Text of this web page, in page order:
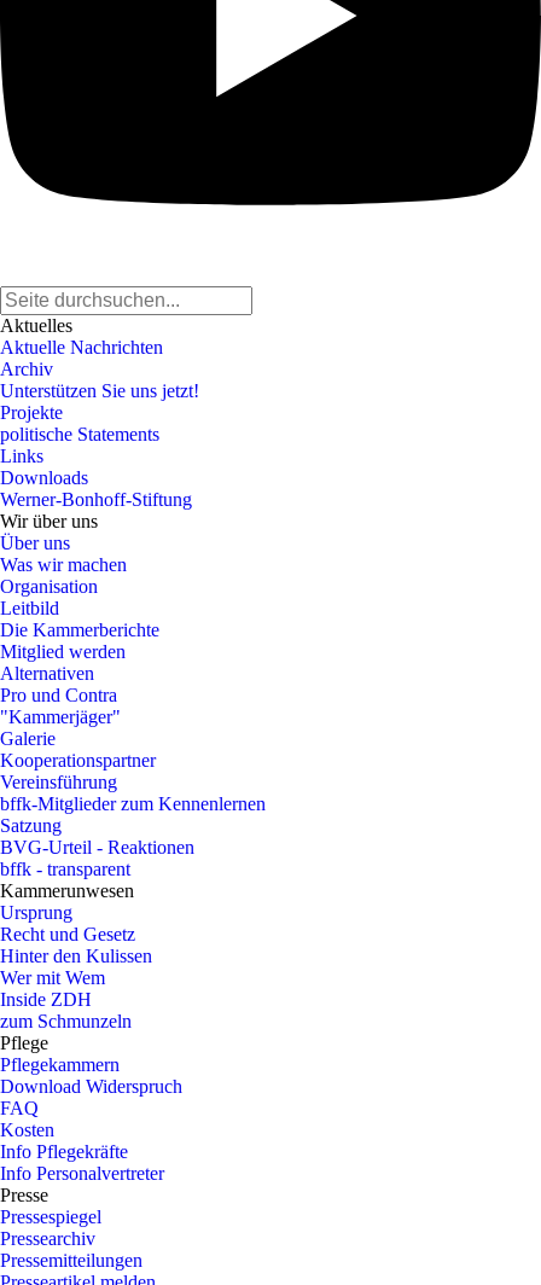
Aktuelles
Aktuelle Nachrichten
Archiv
Unterstützen Sie uns jetzt!
Projekte
politische Statements
Links
Downloads
Werner-Bonhoff-Stiftung
Wir über uns
Über uns
Was wir machen
Organisation
Leitbild
Die Kammerberichte
Mitglied werden
Alternativen
Pro und Contra
"Kammerjäger"
Galerie
Kooperationspartner
Vereinsführung
bffk-Mitglieder zum Kennenlernen
Satzung
BVG-Urteil - Reaktionen
bffk - transparent
Kammerunwesen
Ursprung
Recht und Gesetz
Hinter den Kulissen
Wer mit Wem
Inside ZDH
zum Schmunzeln
Pflege
Pflegekammern
Download Widerspruch
FAQ
Kosten
Info Pflegekräfte
Info Personalvertreter
Presse
Pressespiegel
Pressearchiv
Pressemitteilungen